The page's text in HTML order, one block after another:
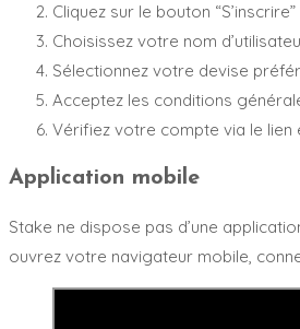
Cliquez sur le bouton
Choisissez votre nom
Sélectionnez votre devise
Acceptez les conditions
Vérifiez votre compte via le lien
Application mobile
Stake ne dispose pas d’une
ouvrez votre navigateur mobile,